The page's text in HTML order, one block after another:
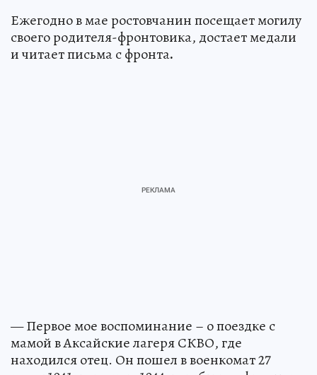
Ежегодно в мае ростовчанин посещает могилу
своего родителя-фронтовика, достает медали
и читает письма с фронта.
— Первое мое воспоминание – о поездке с
мамой в Аксайские лагеря СКВО, где
находился отец. Он пошел в военкомат 27